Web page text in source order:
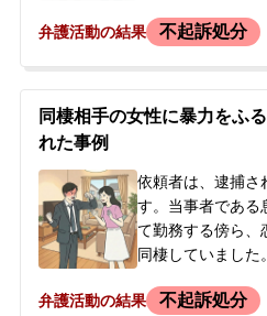
れました。
胸倉を掴んだりす
れ、被害届も提
後に釈放されま
感じ、謝罪と示談
事務所へ相談に来
弁護活動の結果 不起訴処分
同棲相手の女性に暴力をふ
れた事例
依頼者は、逮捕さ
す。当事者である
て勤務する傍ら、
同棲していました
となり、ヒートア
弁護活動の結果 不起訴処分